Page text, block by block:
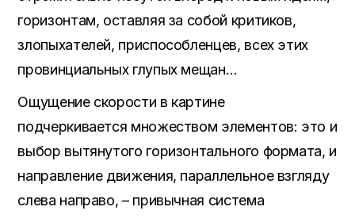
горизонтам, оставляя за собой критиков,
злопыхателей, приспособленцев, всех этих
провинциальных глупых мещан…
Ощущение скорости в картине
подчеркивается множеством элементов: это и
выбор вытянутого горизонтального формата, и
направление движения, параллельное взгляду
слева направо, – привычная система